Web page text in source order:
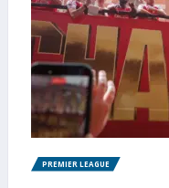
PREMIER LEAGUE